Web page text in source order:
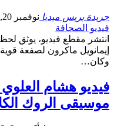
جريدة بريس ميديا نوفمبر 20, 2022
فيديو الصحافة
انتشر مقطع فيديو، يوثق
إيمانويل ماكرون لصفعة
وكان…
فيديو هشام
موسيقى الروك